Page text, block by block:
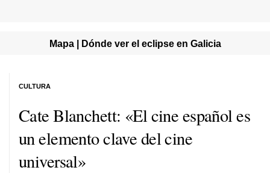
Mapa | Dónde ver el eclipse en Galicia
Cate Blanchett: «El cine español es
un elemento clave del cine
universal»
CULTURA